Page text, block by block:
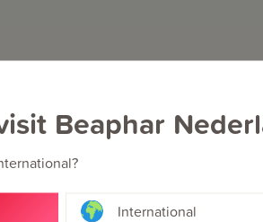
Beaphar
International